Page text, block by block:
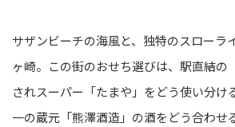
サザンビーチの海風と、独特のスローラ
ヶ崎。この街のおせち選びは、駅直結の
されスーパー「たまや」をどう使い分け
一の蔵元「熊澤酒造」の酒をどう合わせ